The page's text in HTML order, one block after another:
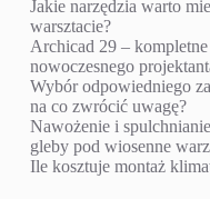
Jakie narzędzia warto
warsztacie?
Archicad 29 –
nowoczesnego
Wybór odpowiedniego
na co zwrócić uwagę?
Nawożenie i
gleby pod wiosenne
Ile kosztuje montaż